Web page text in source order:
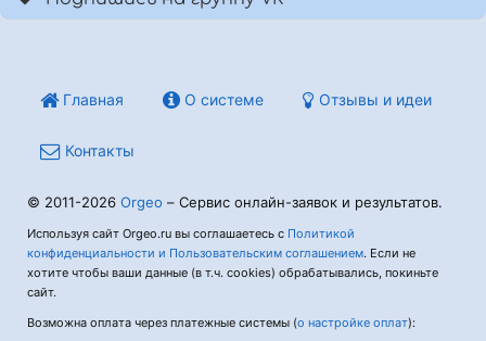
Главная О системе Отзывы и идеи
Контакты
© 2011-2026 Orgeo – Сервис онлайн-заявок и результатов.
Используя сайт Orgeo.ru вы соглашаетесь с Политикой
конфиденциальности и Пользовательским соглашением. Если не
хотите чтобы ваши данные (в т.ч. cookies) обрабатывались, покиньте
сайт.
Возможна оплата через платежные системы (о настройке оплат):